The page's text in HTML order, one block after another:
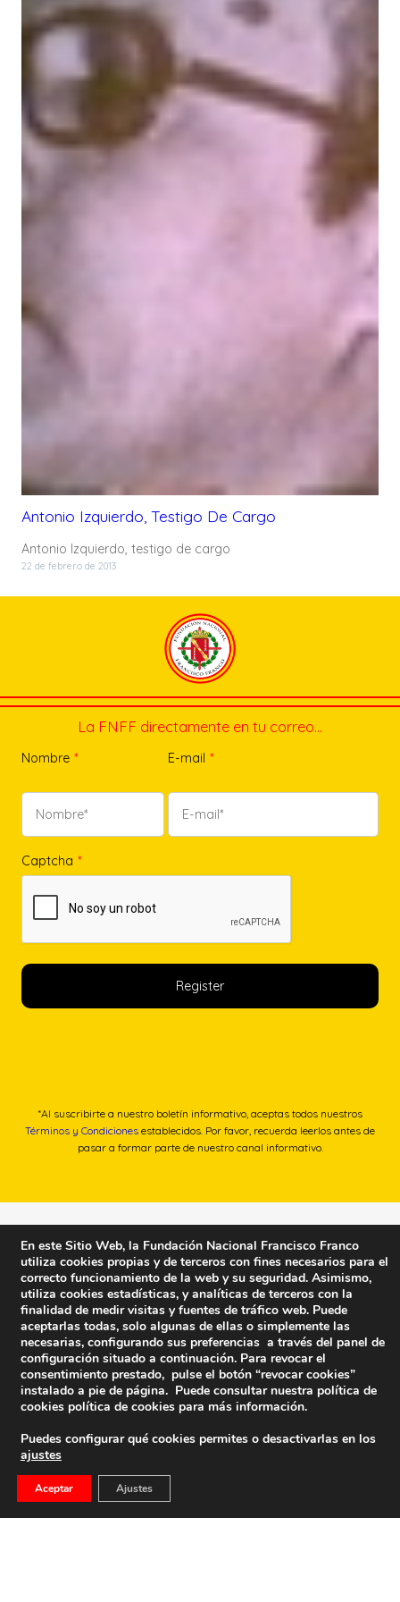
Antonio Izquierdo, Testigo De Cargo
Antonio Izquierdo, testigo de cargo
22 de febrero de 2013
La FNFF directamente en tu correo…
Nombre * E-mail *
Captcha *
*Al suscribirte a nuestro boletín informativo, aceptas todos nuestros
Términos y Condiciones establecidos. Por favor, recuerda leerlos antes de
pasar a formar parte de nuestro canal informativo.
Calle Edgar Neville, 1 -1º Izq
(antes calle General Moscardó)
En este Sitio Web, la Fundación Nacional Francisco Franco
utiliza cookies propias y de terceros con fines necesarios para el
correcto funcionamiento de la web y su seguridad. Asimismo,
utiliza cookies estadísticas, y analíticas de terceros con la
finalidad de medir visitas y fuentes de tráfico web. Puede
aceptarlas todas, solo algunas de ellas o simplemente las
necesarias, configurando sus preferencias a través del panel de
configuración situado a continuación. Para revocar el
consentimiento prestado, pulse el botón “revocar cookies”
instalado a pie de página. Puede consultar nuestra política de
cookies política de cookies para más información.
Puedes configurar qué cookies permites o desactivarlas en los
ajustes
Aceptar Ajustes